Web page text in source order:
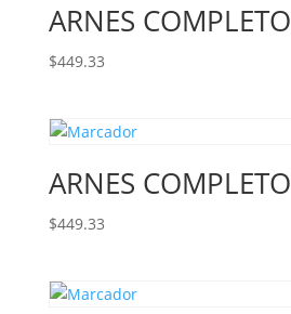
ARNES COMPLETO
$449.33
ARNES COMPLETO
$449.33